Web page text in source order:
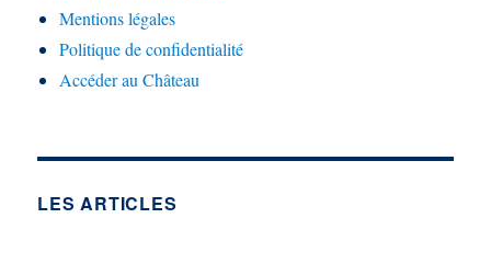
Mentions légales
Politique de confidentialité
Accéder au Château
LES ARTICLES